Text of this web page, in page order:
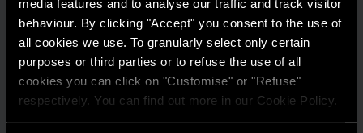
media features and to analyse our traffic and track visitor
behaviour. By clicking "Accept" you consent to the use of
all cookies we use. To granularly select only certain
purposes or third parties or to refuse the use of all
cookies you can click on "Customise" or "Refuse"
respectively. You can find out more in our Cookie Policy.